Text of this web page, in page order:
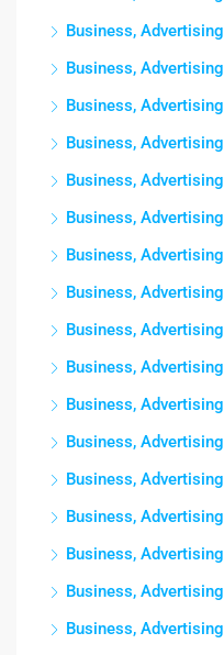
Business, Advertising
Business, Advertising
Business, Advertising
Business, Advertising
Business, Advertising
Business, Advertising
Business, Advertising
Business, Advertising
Business, Advertising
Business, Advertising
Business, Advertising
Business, Advertising
Business, Advertising
Business, Advertising
Business, Advertising
Business, Advertising
Business, Advertising